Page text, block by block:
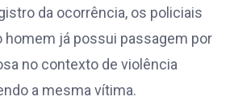
da ocorrência, os policiais
homem já possui passagem por
no contexto de violência
a mesma vítima.